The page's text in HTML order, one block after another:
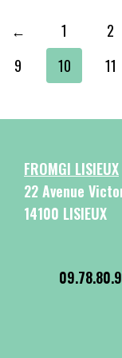
← 1 2
9
10 11
FROMGI LISIEUX
22 Avenue
14100 LISIEUX